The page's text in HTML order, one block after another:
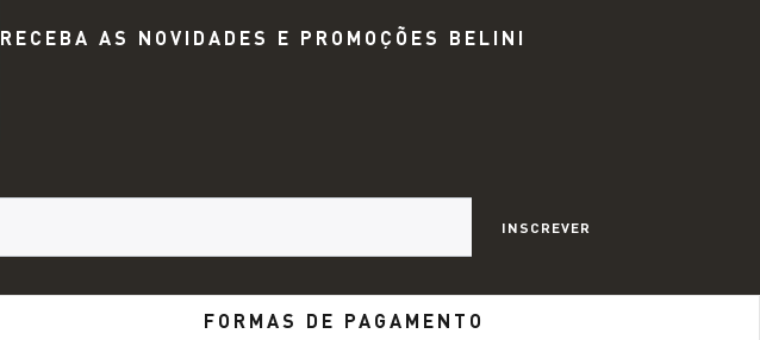
RECEBA AS NOVIDADES E PROMOÇÕES BELINI
INSCREVER
FORMAS DE PAGAMENTO